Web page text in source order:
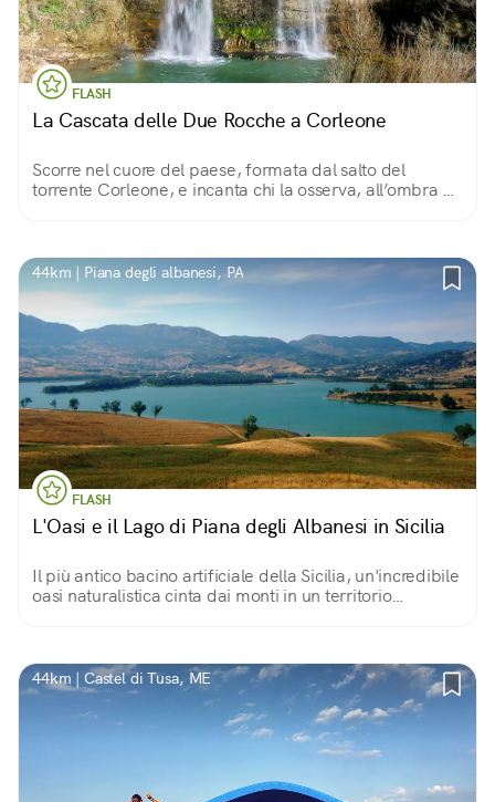
FLASH
La Cascata delle Due Rocche a Corleone
Scorre nel cuore del paese, formata dal salto del
torrente Corleone, e incanta chi la osserva, all’ombra di
44km | Piana degli albanesi, PA
FLASH
L'Oasi e il Lago di Piana degli Albanesi in Sicilia
Il più antico bacino artificiale della Sicilia, un'incredibile
oasi naturalistica cinta dai monti in un territorio
44km | Castel di Tusa, ME